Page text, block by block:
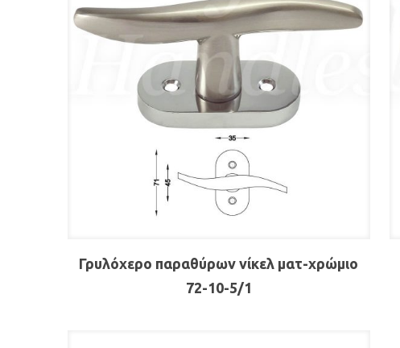
Γρυλόχερο παραθύρων νίκελ ματ-χρώμιο
72-10-5/1